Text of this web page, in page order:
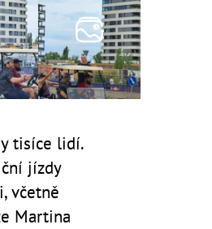
tisíce lidí.
jízdy
včetně
Martina